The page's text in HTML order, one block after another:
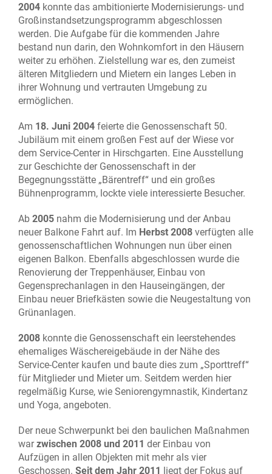
2004 konnte das ambitionierte Modernisierungs- und
Großinstandsetzungsprogramm abgeschlossen
werden. Die Aufgabe für die kommenden Jahre
bestand nun darin, den Wohnkomfort in den Häusern
weiter zu erhöhen. Zielstellung war es, den zumeist
älteren Mitgliedern und Mietern ein langes Leben in
ihrer Wohnung und vertrauten Umgebung zu
ermöglichen.
Am 18. Juni 2004 feierte die Genossenschaft 50.
Jubiläum mit einem großen Fest auf der Wiese vor
dem Service-Center in Hirschgarten. Eine Ausstellung
zur Geschichte der Genossenschaft in der
Begegnungsstätte „Bärentreff“ und ein großes
Bühnenprogramm, lockte viele interessierte Besucher.
Ab 2005 nahm die Modernisierung und der Anbau
neuer Balkone Fahrt auf. Im Herbst 2008 verfügten alle
genossenschaftlichen Wohnungen nun über einen
eigenen Balkon. Ebenfalls abgeschlossen wurde die
Renovierung der Treppenhäuser, Einbau von
Gegensprechanlagen in den Hauseingängen, der
Einbau neuer Briefkästen sowie die Neugestaltung von
Grünanlagen.
2008 konnte die Genossenschaft ein leerstehendes
ehemaliges Wäschereigebäude in der Nähe des
Service-Center kaufen und baute dies zum „Sporttreff“
für Mitglieder und Mieter um. Seitdem werden hier
regelmäßig Kurse, wie Seniorengymnastik, Kindertanz
und Yoga, angeboten.
Der neue Schwerpunkt bei den baulichen Maßnahmen
warzwischen 2008 und 2011 der Einbau von
Aufzügen in allen Objekten mit mehr als vier
Geschossen. Seit dem Jahr 2011 liegt der Fokus auf